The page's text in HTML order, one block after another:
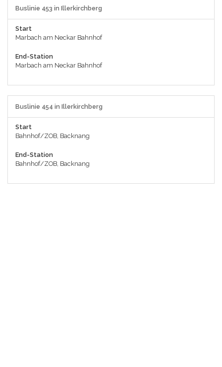
Buslinie 453 in Illerkirchberg
Start
Marbach am Neckar Bahnhof
End-Station
Marbach am Neckar Bahnhof
Buslinie 454 in Illerkirchberg
Start
Bahnhof/ZOB, Backnang
End-Station
Bahnhof/ZOB, Backnang